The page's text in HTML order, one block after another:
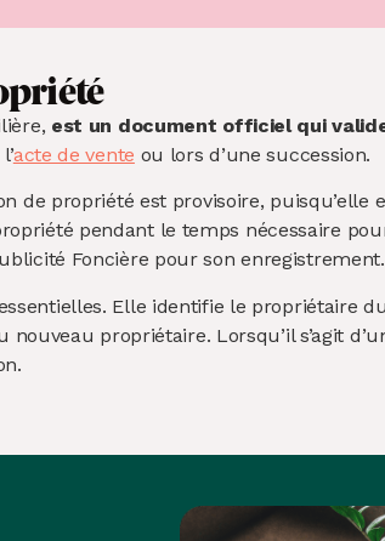
est un document officiel qui
acte de vente ou lors d’une succession.
de propriété est provisoire,
pendant le temps nécessaire
Foncière pour son enregistrement.
Elle identifie le propriétaire
nouveau propriétaire. Lorsqu’il s’agit